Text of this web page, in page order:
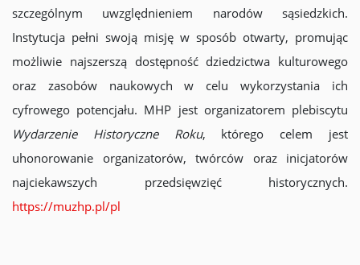
szczególnym uwzględnieniem narodów sąsiedzkich.
Instytucja pełni swoją misję w sposób otwarty, promując
możliwie najszerszą dostępność dziedzictwa kulturowego
oraz zasobów naukowych w celu wykorzystania ich
cyfrowego potencjału. MHP jest organizatorem plebiscytu
Wydarzenie Historyczne Roku, którego celem jest
uhonorowanie organizatorów, twórców oraz inicjatorów
najciekawszych przedsięwzięć historycznych.
https://muzhp.pl/pl